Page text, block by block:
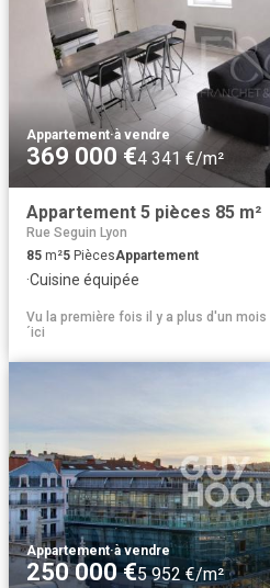
Appartement·à vendre
369 000 €4 341 €/m²
Appartement 5 pièces 85 m²
Rue Seguin Lyon
85 m²5 PiècesAppartement
·Cuisine équipée
Vu la première fois il y a plus d'un mois
´ici
Appartement·à vendre
250 000 €5 952 €/m²